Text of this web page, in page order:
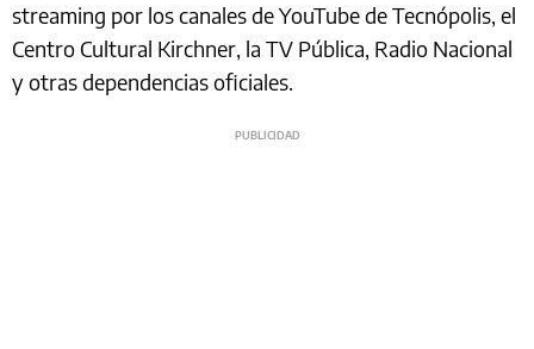
streaming por los canales de YouTube de Tecnópolis, el
Centro Cultural Kirchner, la TV Pública, Radio Nacional
y otras dependencias oficiales.